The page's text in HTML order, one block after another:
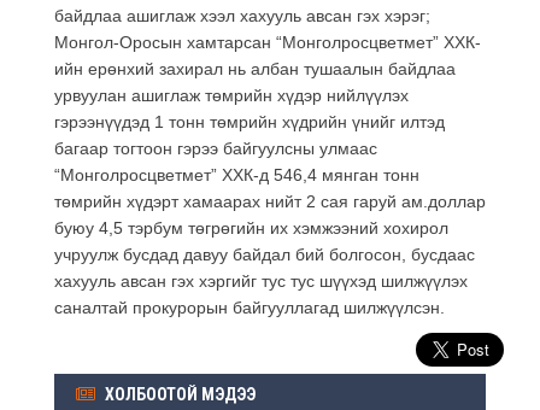
байдлаа ашиглаж хээл хахууль авсан гэх хэрэг;
Монгол-Оросын хамтарсан “Монголросцветмет” ХХК-
ийн ерөнхий захирал нь албан тушаалын байдлаа
урвуулан ашиглаж төмрийн хүдэр нийлүүлэх
гэрээнүүдэд 1 тонн төмрийн хүдрийн үнийг илтэд
багаар тогтоон гэрээ байгуулсны улмаас
“Монголросцветмет” ХХК-д 546,4 мянган тонн
төмрийн хүдэрт хамаарах нийт 2 сая гаруй ам.доллар
буюу 4,5 тэрбум төгрөгийн их хэмжээний хохирол
учруулж бусдад давуу байдал бий болгосон, бусдаас
хахууль авсан гэх хэргийг тус тус шүүхэд шилжүүлэх
саналтай прокурорын байгууллагад шилжүүлсэн.
ХОЛБООТОЙ МЭДЭЭ